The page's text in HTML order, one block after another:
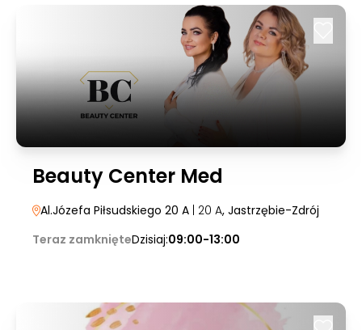
Beauty Center Med
Al.Józefa Piłsudskiego 20 A | 20 A, Jastrzębie-Zdrój
Teraz zamknięteDzisiaj:09:00-13:00